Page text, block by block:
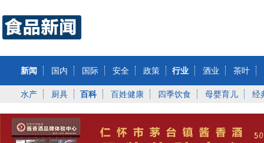
新闻 国内 国际 安全 政策 行业 酒业 茶叶
水产 厨具 百科 百姓健康 四季饮食 母婴育儿 经